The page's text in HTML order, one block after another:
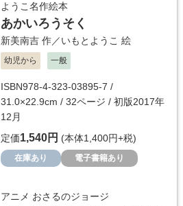
ようこ名作絵本
あかいろうそく
新美南吉 作／いもとようこ 絵
幼児から 一般
ISBN978-4-323-03895-7 /
31.0×22.9cm / 32ページ / 初版2017年
12月
定価1,540円 (本体1,400円+税)
在庫あり 電子書籍あり
アニメ おさるのジョージ